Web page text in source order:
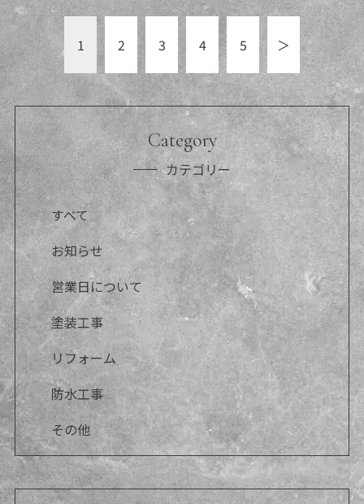
1 2 3 4 5 ＞
Category
カテゴリー
すべて
お知らせ
営業日について
塗装工事
リフォーム
防水工事
その他